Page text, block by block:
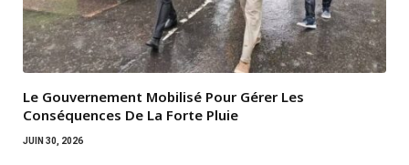
Le Gouvernement Mobilisé Pour Gérer Les
Conséquences De La Forte Pluie
JUIN 30, 2026